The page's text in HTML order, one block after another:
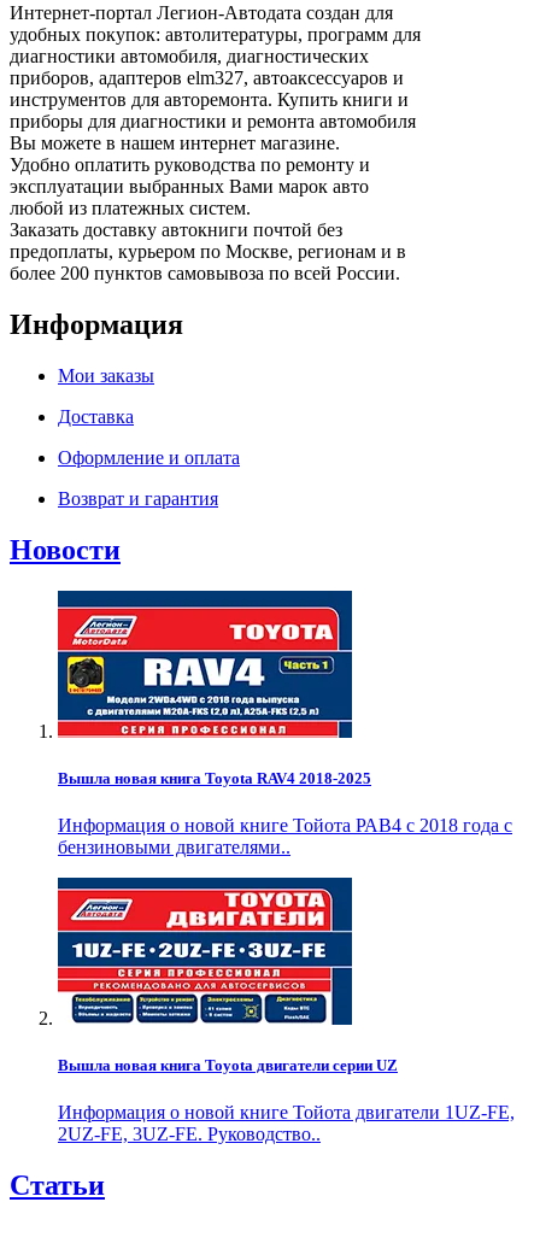
Интернет-портал Легион-Автодата создан для
удобных покупок: автолитературы, программ для
диагностики автомобиля, диагностических
приборов, адаптеров elm327, автоаксессуаров и
инструментов для авторемонта. Купить книги и
приборы для диагностики и ремонта автомобиля
Вы можете в нашем интернет магазине.
Удобно оплатить руководства по ремонту и
эксплуатации выбранных Вами марок авто
любой из платежных систем.
Заказать доставку автокниги почтой без
предоплаты, курьером по Москве, регионам и в
более 200 пунктов самовывоза по всей России.
Информация
Мои заказы
Доставка
Оформление и оплата
Возврат и гарантия
Новости
Вышла новая книга Toyota RAV4 2018-2025
Информация о новой книге Тойота РАВ4 с 2018 года с
бензиновыми двигателями..
Вышла новая книга Toyota двигатели серии UZ
Информация о новой книге Тойота двигатели 1UZ-FE,
2UZ-FE, 3UZ-FE. Руководство..
Статьи